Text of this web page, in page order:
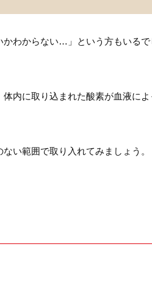
わからない…」という方もいる
内に取り込まれた酸素が血液に
い範囲で取り入れてみましょう。